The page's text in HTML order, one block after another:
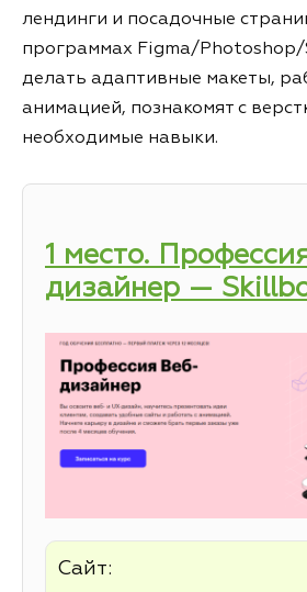
лендинги и посадочные
программах Figma/
делать адаптивные макеты,
анимацией, познакомят с
необходимые навыки.
1 место.
дизайнер —
Сайт: